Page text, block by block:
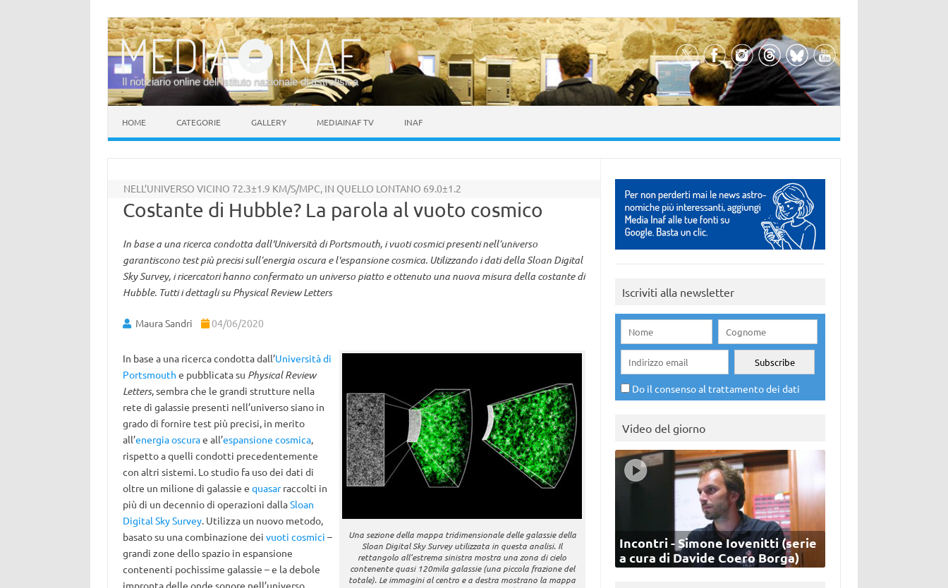
Il notiziario online dell’Istituto nazionale di astrofisica
HOME CATEGORIE GALLERY MEDIAINAF TV INAF
NELL’UNIVERSO VICINO 72.3±1.9 KM/S/MPC, IN QUELLO LONTANO 69.0±1.2
Costante di Hubble? La parola al vuoto cosmico
In base a una ricerca condotta dall'Università di Portsmouth, i vuoti cosmici presenti nell’universo
garantiscono test più precisi sull’energia oscura e l'espansione cosmica. Utilizzando i dati della Sloan Digital
Sky Survey, i ricercatori hanno confermato un universo piatto e ottenuto una nuova misura della costante di
Hubble. Tutti i dettagli su Physical Review Letters
Maura Sandri 04/06/2020
Una sezione della mappa tridimensionale delle galassie della
Sloan Digital Sky Survey utilizzata in questa analisi. Il
rettangolo all’estrema sinistra mostra una zona di cielo
contenente quasi 120mila galassie (una piccola frazione del
totale). Le immagini al centro e a destra mostrano la mappa
In base a una ricerca condotta dall’Università di
Portsmouth e pubblicata su Physical Review
Letters, sembra che le grandi strutture nella
rete di galassie presenti nell’universo siano in
grado di fornire test più precisi, in merito
all’energia oscurae all’espansione cosmica,
rispetto a quelli condotti precedentemente
con altri sistemi. Lo studio fa uso dei dati di
oltre un milione di galassie e quasarraccolti in
più di un decennio di operazioni dallaSloan
Digital Sky Survey. Utilizza un nuovo metodo,
basato su una combinazione dei vuoti cosmici –
grandi zone dello spazio in espansione
contenenti pochissime galassie – e la debole
impronta delle onde sonore nell’universo
Iscriviti alla newsletter
Do il consenso al trattamento dei dati
Video del giorno
Incontri - Simone Iovenitti (serie
a cura di Davide Coero Borga)